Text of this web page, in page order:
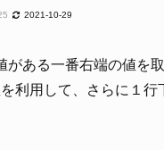
2021-10-29
がある一番右端の値を取
利用して、さらに１行